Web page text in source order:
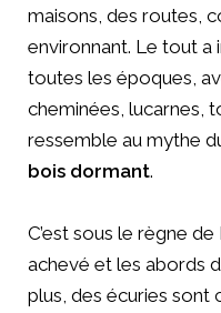
maisons, des routes,
environnant. Le tout a
toutes les époques,
cheminées, lucarnes,
ressemble au mythe
bois dormant.
C’est sous le règne
achevé et les abords
plus, des écuries sont